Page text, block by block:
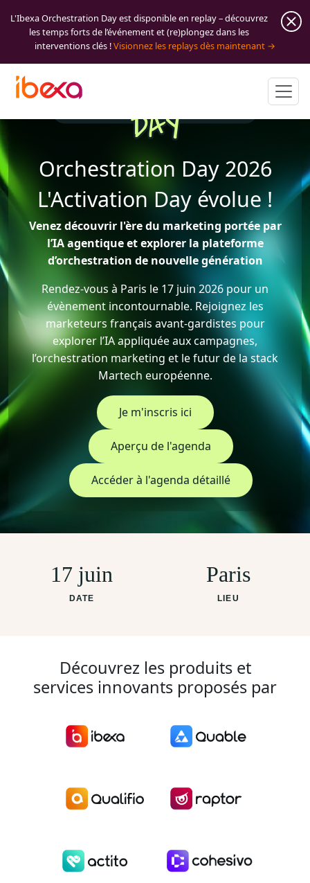
L'Ibexa Orchestration Day est disponible en replay – découvrez
les temps forts de l’événement et (re)plongez dans les
interventions clés !Visionnez les replays dès maintenant
Orchestration Day 2026
L'Activation Day évolue !
Venez découvrir l'ère du marketing portée par
l’IA agentique et explorer la plateforme
d’orchestration de nouvelle génération
Rendez-vous à Paris le 17 juin 2026 pour un
évènement incontournable. Rejoignez les
marketeurs français avant-gardistes pour
explorer l’IA appliquée aux campagnes,
l’orchestration marketing et le futur de la stack
Martech européenne.​
Je m'inscris ici
Aperçu de l'agenda
Accéder à l'agenda détaillé
17 juin
DATE
Paris
LIEU
Découvrez les produits et
services innovants proposés par